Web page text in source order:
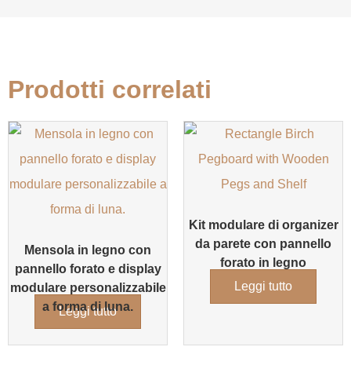
Prodotti correlati
Mensola in legno con
pannello forato e display
modulare personalizzabile
a forma di luna.
Leggi tutto
Kit modulare di organizer
da parete con pannello
forato in legno
Leggi tutto